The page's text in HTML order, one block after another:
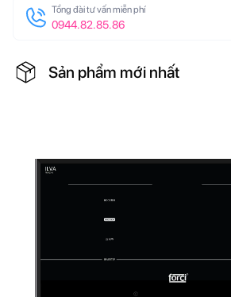
Tổng đài tư vấn miễn phí
0944.82.85.86
Sản phẩm mới nhất